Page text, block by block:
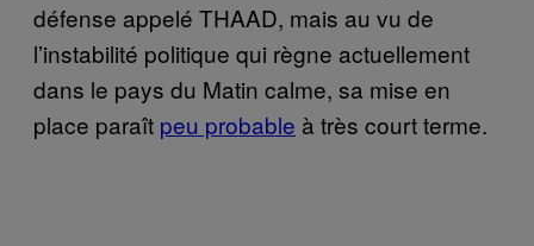
défense appelé THAAD, mais au vu de
l’instabilité politique qui règne actuellement
dans le pays du Matin calme, sa mise en
place paraît peu probable à très court terme.